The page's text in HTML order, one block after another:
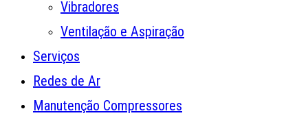
Vibradores
Ventilação e Aspiração
Serviços
Redes de Ar
Manutenção Compressores